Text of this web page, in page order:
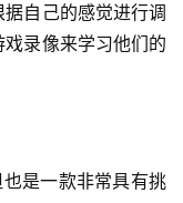
自己的感觉进行调
录像来学习他们的
是一款非常具有挑